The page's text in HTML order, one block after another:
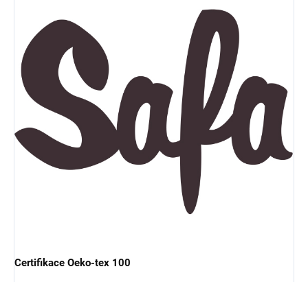
Certifikace Oeko-tex 100